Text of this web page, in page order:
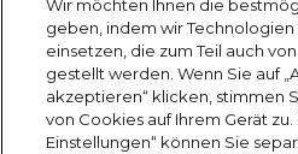
KARIKAALA ©2026 - Saily
Alle Rechte
Wir möchten Ihnen die
geben, indem wir Technologien
einsetzen, die zum Teil auch
gestellt werden. Wenn Sie auf
akzeptieren“ klicken, stimmen
von Cookies auf Ihrem Gerät
Einstellungen“ können Sie